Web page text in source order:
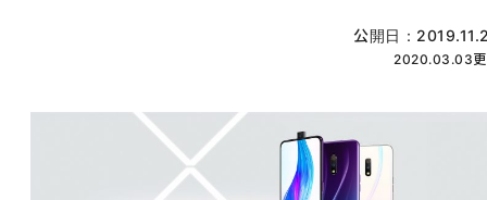
公開日：
2020.03.03